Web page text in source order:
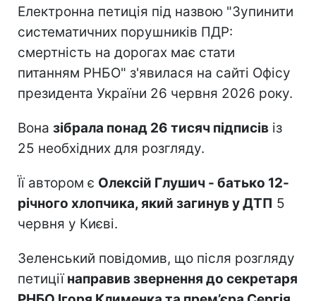
Електронна петиція під назвою "Зупинити
систематичних порушників ПДР:
смертність на дорогах має стати
питанням РНБО" з'явилася на сайті Офісу
президента України 26 червня 2026 року.
Вона зібрала понад 26 тисяч підписів із
25 необхідних для розгляду.
Її автором є Олексій Глушич - батько 12-
річного хлопчика, який загинув у ДТП 5
червня у Києві.
Зеленський повідомив, що після розгляду
петиціїнаправив звернення до секретаря